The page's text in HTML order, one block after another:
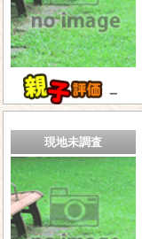
－
現地未調査